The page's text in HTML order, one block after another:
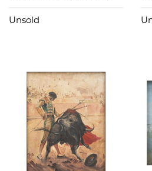
sobre tela. Firmado
Unsold